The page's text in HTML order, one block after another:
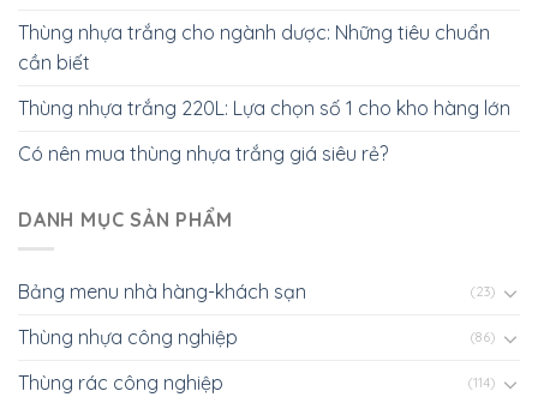
Thùng nhựa trắng cho ngành dược: Những tiêu chuẩn
cần biết
Thùng nhựa trắng 220L: Lựa chọn số 1 cho kho hàng lớn
Có nên mua thùng nhựa trắng giá siêu rẻ?
DANH MỤC SẢN PHẨM
Bảng menu nhà hàng-khách sạn (23)
Thùng nhựa công nghiệp (86)
Thùng rác công nghiệp (114)